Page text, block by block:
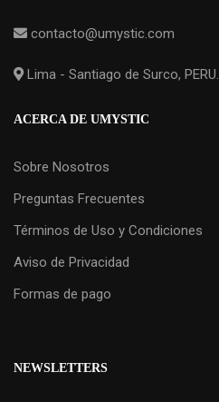
contacto@umystic.com
Lima - Santiago de Surco, PERU.
ACERCA DE UMYSTIC
Sobre Nosotros
Preguntas Frecuentes
Términos de Uso y Condiciones
Aviso de Privacidad
Formas de pago
NEWSLETTERS